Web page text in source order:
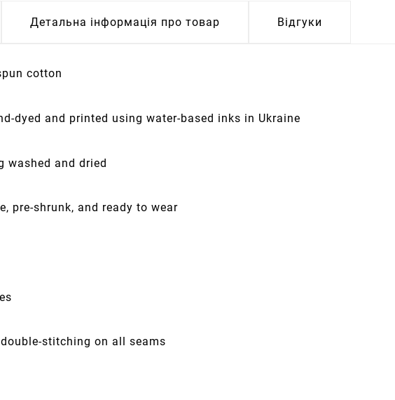
Детальна інформація про товар Відгуки
cotton
dyed and printed using water-based inks in Ukraine
washed and dried
pre-shrunk, and ready to wear
stitching on all seams